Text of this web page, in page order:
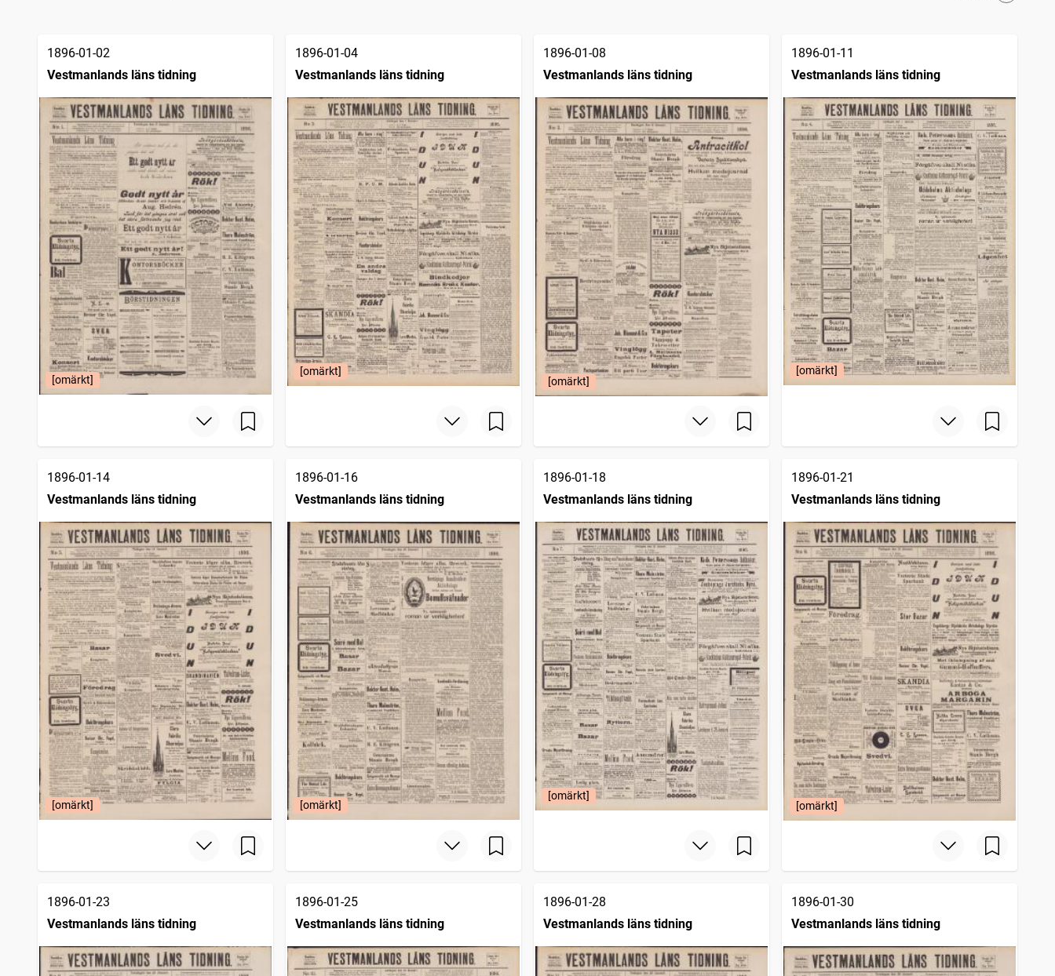
1896-01-02
Vestmanlands läns tidning
[omärkt]
1896-01-04
Vestmanlands läns tidning
[omärkt]
1896-01-08
Vestmanlands läns tidning
[omärkt]
1896-01-11
Vestmanlands läns tidning
[omärkt]
1896-01-14
Vestmanlands läns tidning
[omärkt]
1896-01-16
Vestmanlands läns tidning
[omärkt]
1896-01-18
Vestmanlands läns tidning
[omärkt]
1896-01-21
Vestmanlands läns tidning
[omärkt]
1896-01-23
Vestmanlands läns tidning
1896-01-25
Vestmanlands läns tidning
1896-01-28
Vestmanlands läns tidning
1896-01-30
Vestmanlands läns tidning